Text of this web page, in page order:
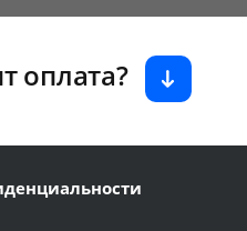
оплата?